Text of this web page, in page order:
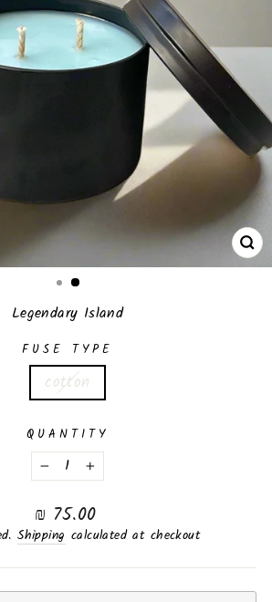
Legendary Island
FUSE TYPE
cotton
QUANTITY
−
+
Regular
price
75.00 ₪
Shipping calculated at checkout.